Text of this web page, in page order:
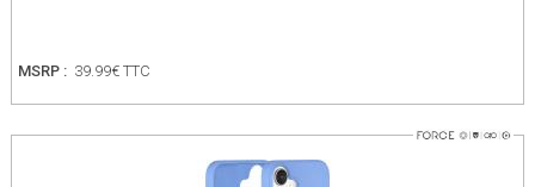
MSRP : 39.99€ TTC